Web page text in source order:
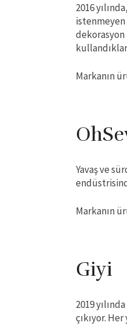
2016
istenmeyen
Markanın
Yavaş ve
Markanın
Giyi
2019
çıkıyor.